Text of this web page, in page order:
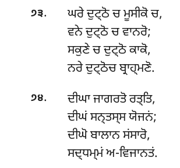
੭੩.
ਘਰੇ ਦੁਟ੍ਠੋ ਚ ਮੂਸੀਕੋ ਚ,
ਵਨੇ ਦੁਟ੍ਠੋ ਚ ਵਾਨਰੋ;
ਸਕੁਣੇ ਚ ਦੁਟ੍ਠੋ ਕਾਕੋ,
ਨਰੇ ਦੁਟ੍ਠੋਚ ਬ੍ਰਾਹ੍ਮਣੋ.
੭੪.
ਦੀਘਾ ਜਾਗਰਤੋ ਰਤ੍ਤਿ,
ਦੀਘਂ ਸਨ੍ਤਸ੍ਸ ਯੋਜਨਂ;
ਦੀਘੋ ਬਾਲਾਨ ਸਂਸਾਰੋ,
ਸਦ੍ਧਮ੍ਮਂ ਅ-ਵਿਜਾਨਤਂ.